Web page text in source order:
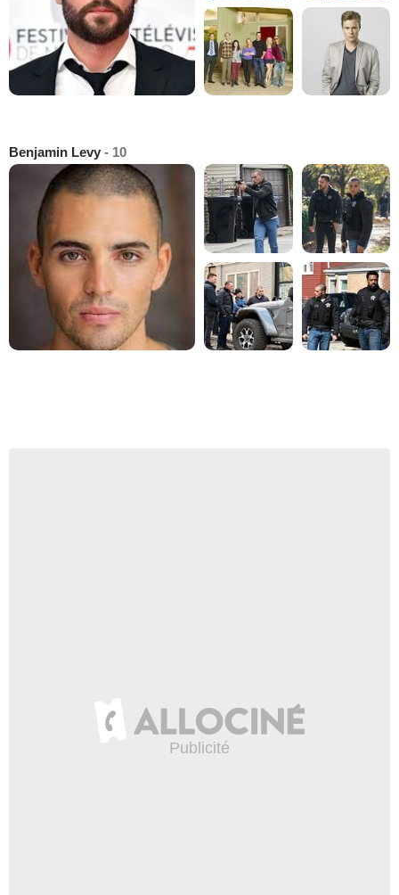
Benjamin Levy - 10